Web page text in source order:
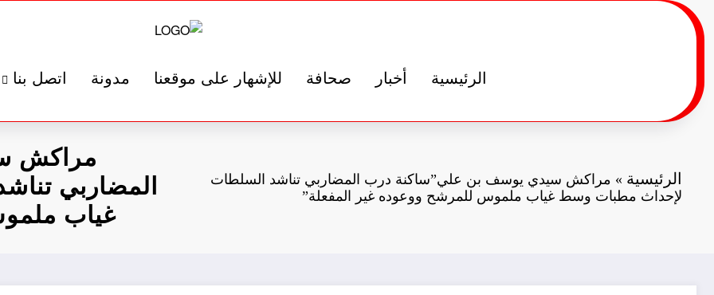
التجاوز
إلى
الرئيسية أخبار صحافة للإشهار على موقعنا مدونة اتصل بنا
الرئيسية » مراكش سيدي يوسف بن علي”ساكنة درب المضاربي تناشد السلطات
لإحداث مطبات وسط غياب ملموس للمرشح ووعوده غير المفعلة”
مراكش
المضاربي
غياب